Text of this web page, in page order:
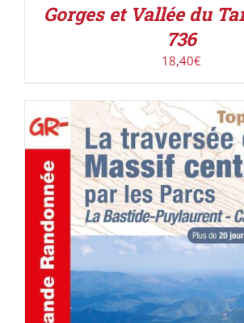
Gorges et Vallée du
736
18,40€